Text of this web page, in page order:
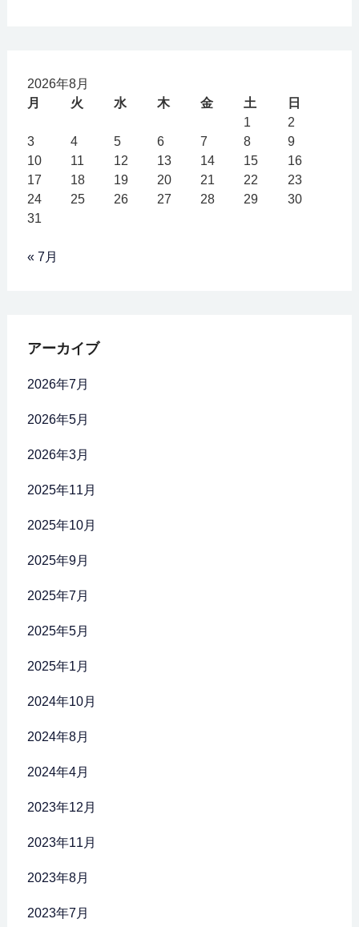
2026年8月
月
火 水 木 金 土
日
1
2
3
4 5 6 7 8
9
10
11 12 13 14 15
16
17
18 19 20 21 22
23
24
25 26 27 28 29
30
31
« 7月
アーカイブ
2026年7月
2026年5月
2026年3月
2025年11月
2025年10月
2025年9月
2025年7月
2025年5月
2025年1月
2024年10月
2024年8月
2024年4月
2023年12月
2023年11月
2023年8月
2023年7月